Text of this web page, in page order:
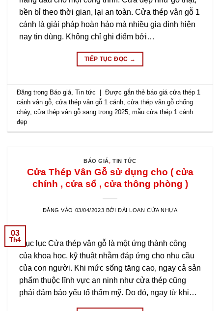
bền bỉ theo thời gian, lại an toàn. Cửa thép vân gỗ 1
cánh là giải pháp hoàn hảo mà nhiều gia đình hiện
nay tin dùng. Không chỉ ghi điểm bởi…
TIẾP TỤC ĐỌC →
Đăng trong Báo giá,Tin tức Được gắn thẻ báo giá cửa thép 1
cánh vân gỗ,cửa thép vân gỗ 1 cánh,cửa thép vân gỗ chống
cháy,cửa thép vân gỗ sang trọng 2025,mẫu cửa thép 1 cánh
đẹp
BÁO GIÁ,TIN TỨC
Cửa Thép Vân Gỗ sử dụng cho ( cửa
chính , cửa sổ , cửa thông phòng )
ĐĂNG VÀO 03/04/2023 BỞI ĐÀI LOAN CỬA NHỰA
03
Th4Mục lục Cửa thép vân gỗ là một ứng thành công
của khoa học, kỹ thuật nhằm đáp ứng cho nhu cầu
của con người. Khi mức sống tăng cao, ngay cả sản
phẩm thuộc lĩnh vực an ninh như cửa thép cũng
phải đảm bảo yếu tố thẩm mỹ. Do đó, ngay từ khi…